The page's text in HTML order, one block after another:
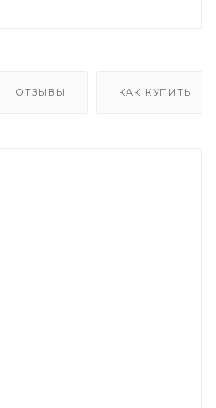
ОТЗЫВЫ КАК КУПИТЬ